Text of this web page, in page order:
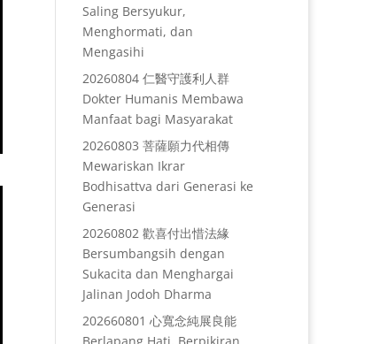
Saling Bersyukur,
Menghormati, dan
Mengasihi
20260804 仁醫守護利人群
Dokter Humanis Membawa
Manfaat bagi Masyarakat
20260803 菩薩願力代相傳
Mewariskan Ikrar
Bodhisattva dari Generasi ke
Generasi
20260802 歡喜付出惜法緣
Bersumbangsih dengan
Sukacita dan Menghargai
Jalinan Jodoh Dharma
202660801 心寬念純展良能